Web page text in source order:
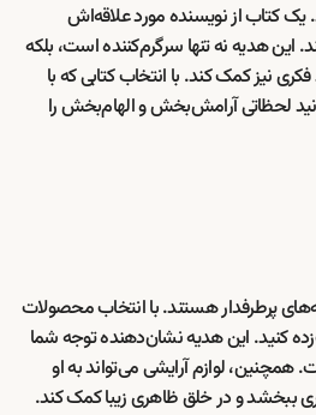
یک کتاب از نویسنده مورد علاقه‌اش
این هدیه نه تنها سرگرم‌کننده است، بلکه
نیز کمک کند. با انتخاب کتابی که با
لحظاتی آرامش‌بخش و الهام‌بخش را
پرطرفدار هستند. با انتخاب محصولات
کنید. این هدیه نشان‌دهنده توجه شما
لوازم آرایشی می‌تواند به او
ببخشد و در خلق ظاهری زیبا کمک کند.